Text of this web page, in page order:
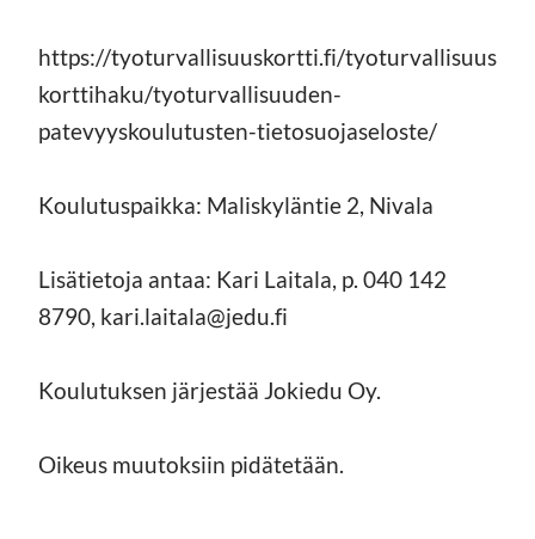
https://tyoturvallisuuskortti.fi/tyoturvallisuus
korttihaku/tyoturvallisuuden-
patevyyskoulutusten-tietosuojaseloste/
Koulutuspaikka: Maliskyläntie 2, Nivala
Lisätietoja antaa: Kari Laitala, p. 040 142
8790, kari.laitala@jedu.fi
Koulutuksen järjestää Jokiedu Oy.
Oikeus muutoksiin pidätetään.